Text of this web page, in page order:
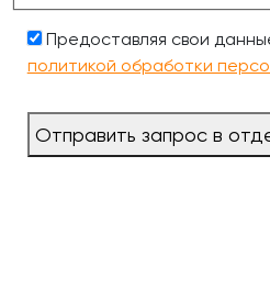
Предоставляя свои
политикой обработки
Отправить запрос в